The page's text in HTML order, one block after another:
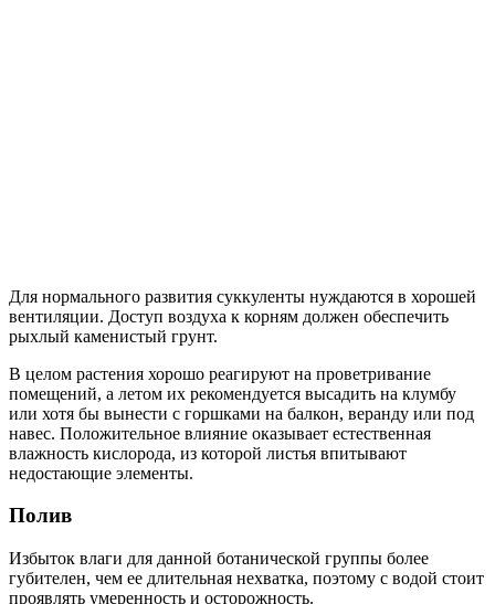
Для нормального развития суккуленты нуждаются в хорошей
вентиляции. Доступ воздуха к корням должен обеспечить
рыхлый каменистый грунт.
В целом растения хорошо реагируют на проветривание
помещений, а летом их рекомендуется высадить на клумбу
или хотя бы вынести с горшками на балкон, веранду или под
навес. Положительное влияние оказывает естественная
влажность кислорода, из которой листья впитывают
недостающие элементы.
Полив
Избыток влаги для данной ботанической группы более
губителен, чем ее длительная нехватка, поэтому с водой стоит
проявлять умеренность и осторожность.